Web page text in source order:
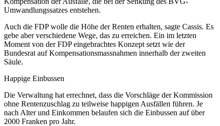
Umwandlungssatzes entstehen.
Auch die FDP wolle die Höhe der Renten erhalten, sagte Cassis. Es
gebe aber verschiedene Wege, das zu erreichen. Ein im letzten
Moment von der FDP eingebrachtes Konzept setzt wie der
Bundesrat auf Kompensationsmassnahmen innerhalb der zweiten
Säule.
Happige Einbussen
Die Verwaltung hat errechnet, dass die Vorschläge der Kommission
ohne Rentenzuschlag zu teilweise happigen Ausfällen führen. Je
nach Alter und Einkommen belaufen sich die Einbussen auf über
2000 Franken pro Jahr.